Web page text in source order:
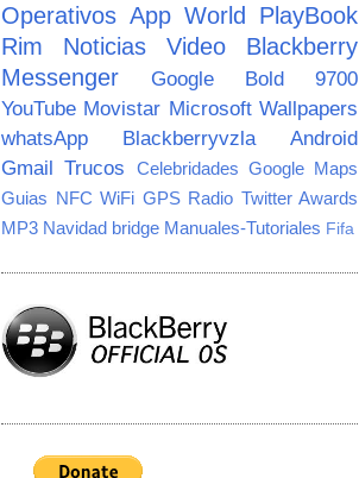
Operativos App World PlayBook
Rim
Noticias Video
Blackberry
Messenger
Google
Bold 9700
YouTube Movistar Microsoft Wallpapers
whatsApp
Blackberryvzla
Android
Gmail Trucos Celebridades Google Maps
Guias NFC WiFi GPS Radio Twitter Awards
MP3 Navidad bridge Manuales-Tutoriales Fifa